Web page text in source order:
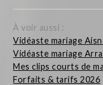
À voir aussi :
Vidéaste mariage
Vidéaste mariage
Mes clips courts de
Forfaits & tarifs 2026